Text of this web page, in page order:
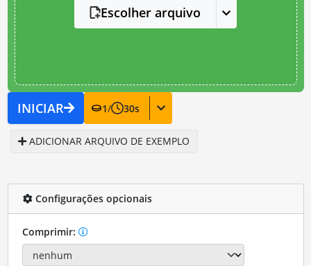
Escolher arquivo
INICIAR 1/ 30s
ADICIONAR ARQUIVO DE EXEMPLO
Configurações opcionais
Comprimir: